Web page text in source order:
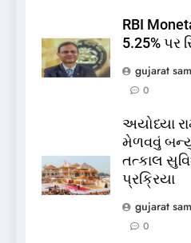
RBI
5.25% પર
gujarat
0
અયોધ્યા
મેળવવું
તત્કાલ
પ્રક્રિયા
gujarat
0
લાપતા
GUJARAT
6
GUJARAT
7
નોંધણી